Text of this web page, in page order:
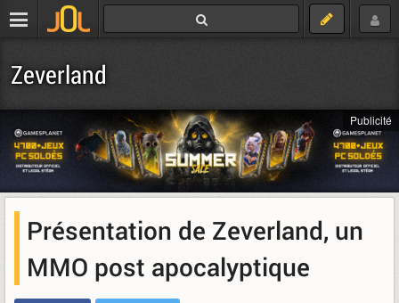
Zeverland
Publicité
Présentation de Zeverland, un
MMO post apocalyptique